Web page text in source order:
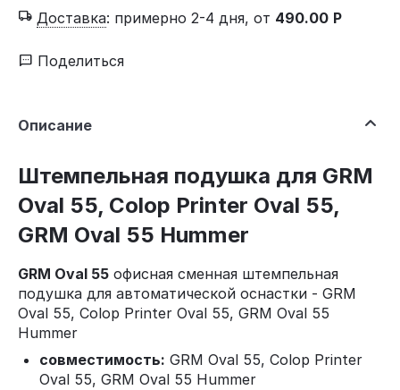
Доставка: примерно 2-4 дня, от 490.00 Р
Поделиться
Описание
Штемпельная подушка для GRM
Oval 55, Colop Printer Oval 55,
GRM Oval 55 Hummer
GRM Oval 55 офисная сменная штемпельная
подушка для автоматической оснастки - GRM
Oval 55, Colop Printer Oval 55, GRM Oval 55
Hummer
совместимость: GRM Oval 55, Colop Printer
Oval 55, GRM Oval 55 Hummer